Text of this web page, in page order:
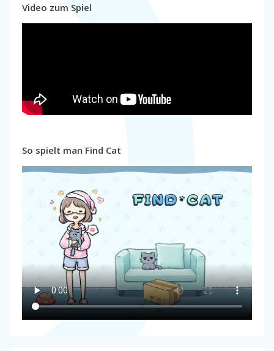
Video zum Spiel
So spielt man Find Cat